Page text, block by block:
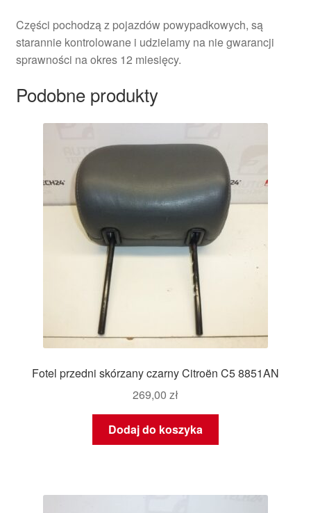
Części pochodzą z pojazdów powypadkowych, są
starannie kontrolowane i udzielamy na nie gwarancji
sprawności na okres 12 miesięcy.
Podobne produkty
Fotel przedni skórzany czarny Citroën C5 8851AN
269,00 zł
Dodaj do koszyka